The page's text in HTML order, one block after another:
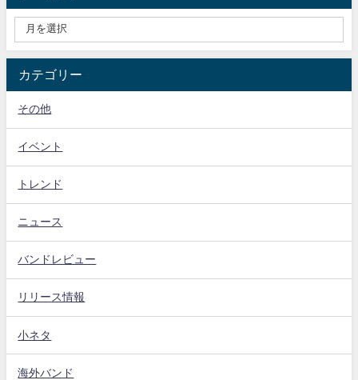
カテゴリー
その他
イベント
トレンド
ニュース
バンドレビュー
リリース情報
小ネタ
海外バンド